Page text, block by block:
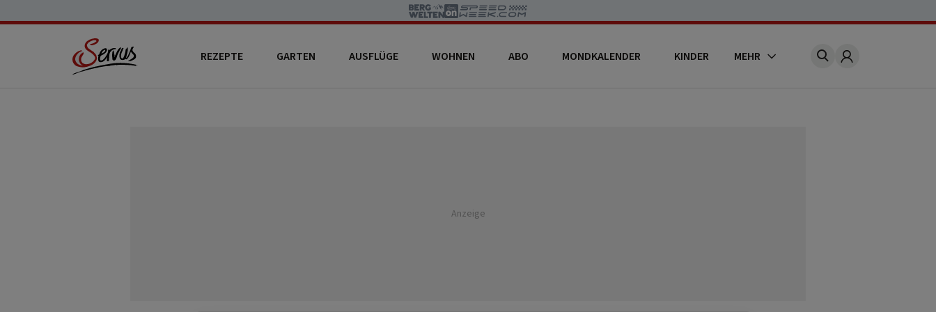
REZEPTE GARTEN AUSFLÜGE WOHNEN ABO MONDKALENDER KINDER MEHR Account
Anzeige